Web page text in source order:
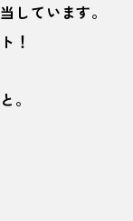
しています。
！
。